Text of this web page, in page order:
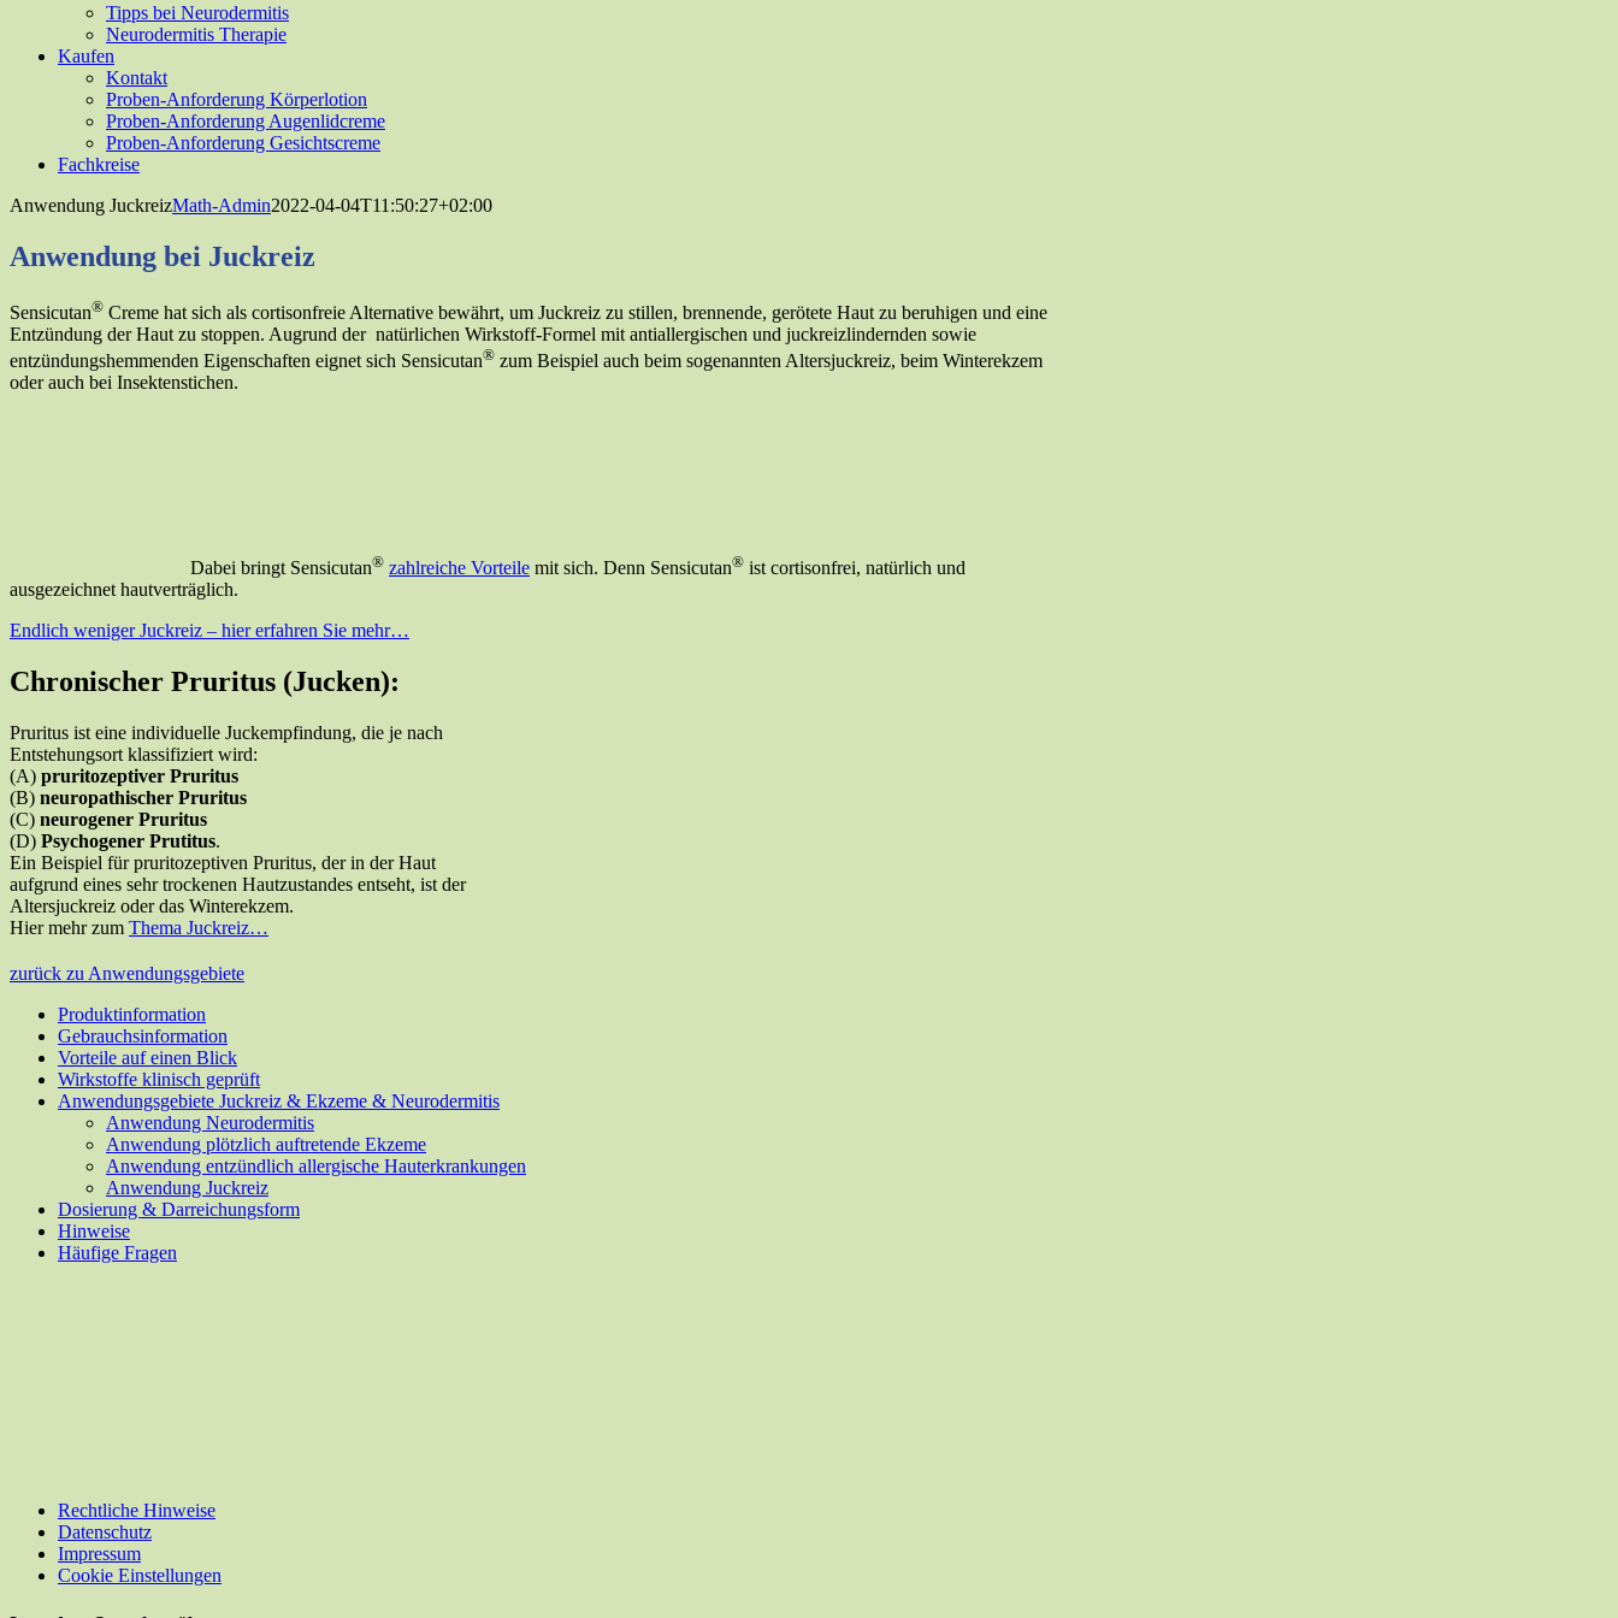
Tipps bei Neurodermitis
Neurodermitis Therapie
Kaufen
Kontakt
Proben-Anforderung Körperlotion
Proben-Anforderung Augenlidcreme
Proben-Anforderung Gesichtscreme
Fachkreise
Anwendung JuckreizMath-Admin2022-04-04T11:50:27+02:00
Anwendung bei Juckreiz
Sensicutan® Creme hat sich als cortisonfreie Alternative bewährt, um Juckreiz zu stillen, brennende, gerötete Haut zu beruhigen und eine
Entzündung der Haut zu stoppen. Augrund der natürlichen Wirkstoff-Formel mit antiallergischen und juckreizlindernden sowie
entzündungshemmenden Eigenschaften eignet sich Sensicutan® zum Beispiel auch beim sogenannten Altersjuckreiz, beim Winterekzem
oder auch bei Insektenstichen.
Dabei bringt Sensicutan® zahlreiche Vorteile mit sich. Denn Sensicutan® ist cortisonfrei, natürlich und
ausgezeichnet hautverträglich.
Endlich weniger Juckreiz – hier erfahren Sie mehr…
Chronischer Pruritus (Jucken):
Pruritus ist eine individuelle Juckempfindung, die je nach
Entstehungsort klassifiziert wird:
(A) pruritozeptiver Pruritus
(B) neuropathischer Pruritus
(C) neurogener Pruritus
(D) Psychogener Prutitus.
Ein Beispiel für pruritozeptiven Pruritus, der in der Haut
aufgrund eines sehr trockenen Hautzustandes entseht, ist der
Altersjuckreiz oder das Winterekzem.
Hier mehr zum Thema Juckreiz…
zurück zu Anwendungsgebiete
Produktinformation
Gebrauchsinformation
Vorteile auf einen Blick
Wirkstoffe klinisch geprüft
Anwendungsgebiete Juckreiz & Ekzeme & Neurodermitis
Anwendung Neurodermitis
Anwendung plötzlich auftretende Ekzeme
Anwendung entzündlich allergische Hauterkrankungen
Anwendung Juckreiz
Dosierung & Darreichungsform
Hinweise
Häufige Fragen
Rechtliche Hinweise
Datenschutz
Impressum
Cookie Einstellungen